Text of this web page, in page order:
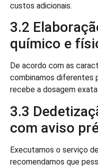
custos adicionais.
3.2
químico e
De acordo com as
combinamos diferentes
recebe a dosagem
3.3
com aviso
Executamos o serviço
recomendamos que